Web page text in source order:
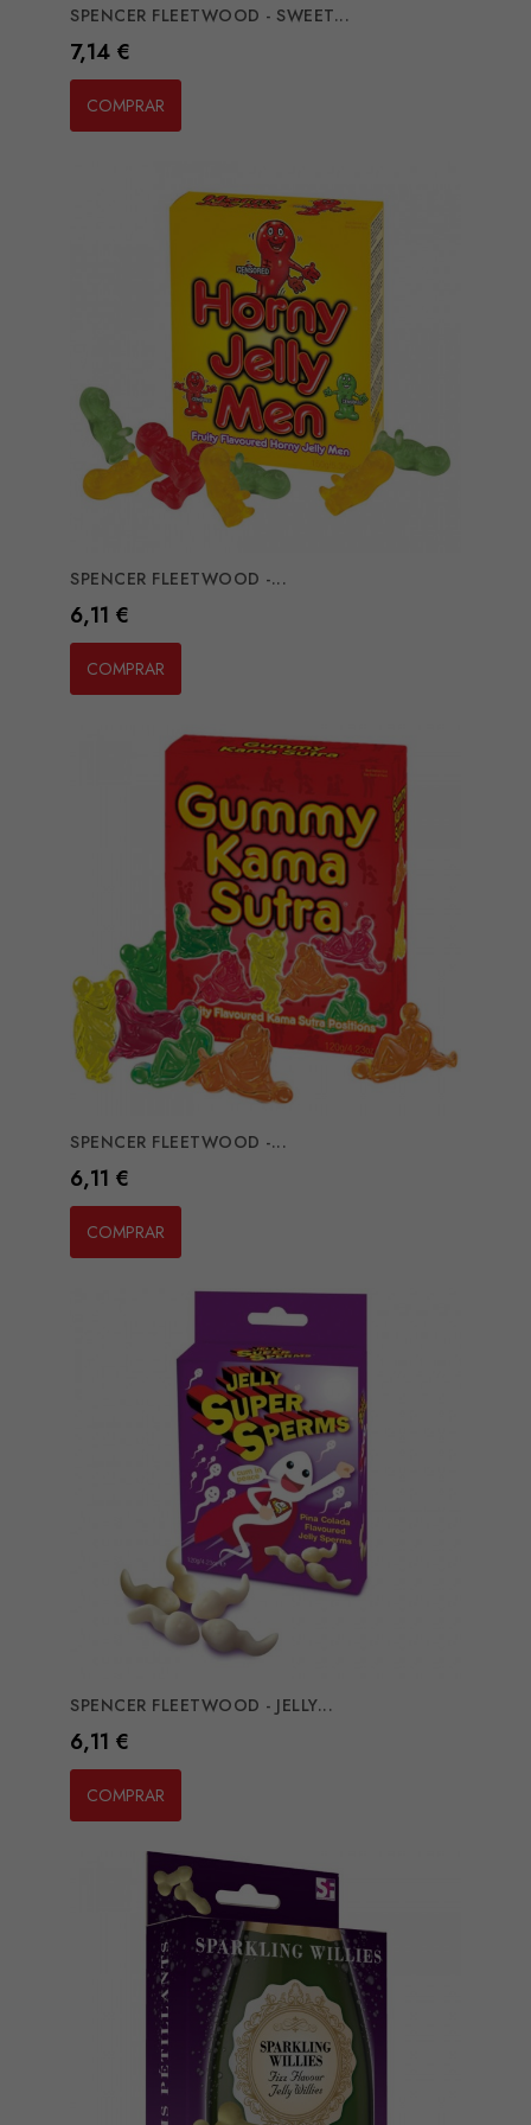
SPENCER FLEETWOOD - SWEET...
Preço
7,14 €
COMPRAR
SPENCER FLEETWOOD -...
Preço
6,11 €
COMPRAR
SPENCER FLEETWOOD -...
Preço
6,11 €
COMPRAR
SPENCER FLEETWOOD - JELLY...
Preço
6,11 €
COMPRAR